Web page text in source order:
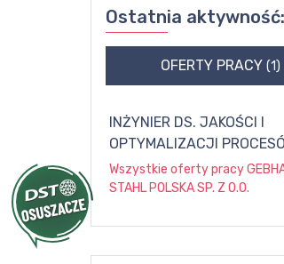
Ostatnia aktywność:
OFERTY PRACY (1)
INŻYNIER DS. JAKOŚCI I
OPTYMALIZACJI
Wszystkie oferty pracy
STAHL POLSKA SP. Z O.O.